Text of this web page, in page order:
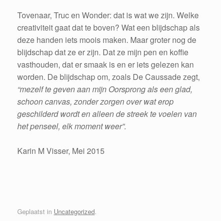
Tovenaar, Truc en Wonder: dat is wat we zijn. Welke
creativiteit gaat dat te boven? Wat een blijdschap als
deze handen iets moois maken. Maar groter nog de
blijdschap dat ze er zijn. Dat ze mijn pen en koffie
vasthouden, dat er smaak is en er iets gelezen kan
worden. De blijdschap om, zoals De Caussade zegt,
“mezelf te geven aan mijn Oorsprong als een glad,
schoon canvas, zonder zorgen over wat erop
geschilderd wordt en alleen de streek te voelen van
het penseel, elk moment weer”.
Karin M Visser, Mei 2015
Geplaatst in Uncategorized.